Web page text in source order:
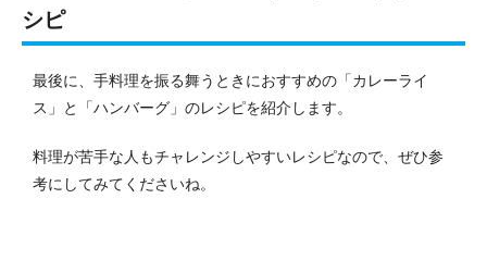
シピ
最後に、手料理を振る舞うときにおすすめの「カレーライ
ス」と「ハンバーグ」のレシピを紹介します。
料理が苦手な人もチャレンジしやすいレシピなので、ぜひ参
考にしてみてくださいね。